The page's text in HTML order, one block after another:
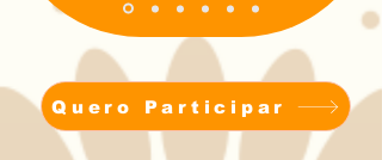
Quero Participar